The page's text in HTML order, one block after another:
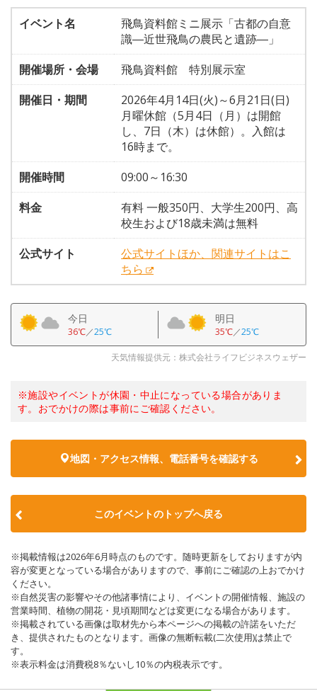
イベント名
飛鳥資料館ミニ展示「古都の自意
識―近世飛鳥の農民と遺跡―」
開催場所・会場
飛鳥資料館 特別展示室
開催日・期間
2026年4月14日(火)～6月21日(日)
月曜休館（5月4日（月）は開館
し、7日（木）は休館）。入館は
16時まで。
開催時間
09:00～16:30
料金
有料 一般350円、大学生200円、高
校生および18歳未満は無料
公式サイト
公式サイトほか、関連サイトはこ
ちら
今日
36℃／25℃
明日
35℃／25℃
天気情報提供元：株式会社ライフビジネスウェザー
※施設やイベントが休園・中止になっている場合がありま
す。おでかけの際は事前にご確認ください。
地図・アクセス情報、電話番号を確認する
このイベントのトップへ戻る
※掲載情報は2026年6月時点のものです。随時更新をしておりますが内
容が変更となっている場合がありますので、事前にご確認の上おでかけ
ください。
※自然災害の影響やその他諸事情により、イベントの開催情報、施設の
営業時間、植物の開花・見頃期間などは変更になる場合があります。
※掲載されている画像は取材先から本ページへの掲載の許諾をいただ
き、提供されたものとなります。画像の無断転載(二次使用)は禁止で
す。
※表示料金は消費税8％ないし10％の内税表示です。